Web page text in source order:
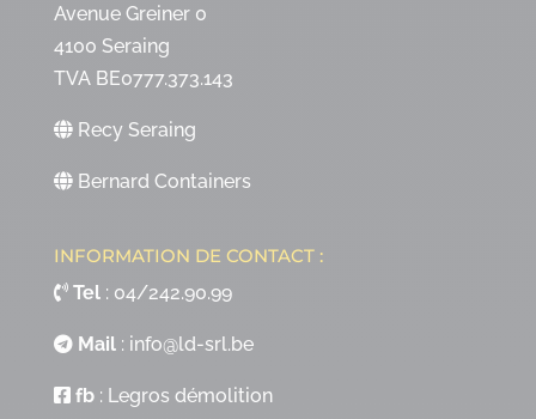
Avenue Greiner 0
4100 Seraing
TVA BE0777.373.143
Recy Seraing
Bernard Containers
INFORMATION DE CONTACT :
Tel: 04/242.90.99
Mail: info@ld-srl.be
fb: Legros démolition